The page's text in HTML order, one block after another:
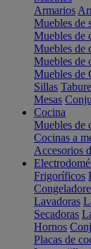
Armarios
Muebles de
Muebles de
Muebles de
Muebles de
Muebles de
Sillas
Mesas
Cocina
Muebles de
Cocinas a
Accesorios
Frigoríficos
Lavadoras
Secadoras
Hornos
Placas de